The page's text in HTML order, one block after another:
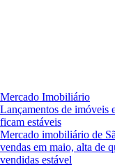
Mercado Imobiliário
Lançamentos de imóveis
ficam estáveis
Mercado imobiliário de
vendas em maio, alta de
vendidas estável